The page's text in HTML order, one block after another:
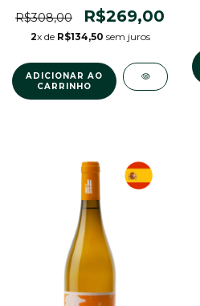
R$308,00 R$269,00
2x de R$134,50 sem juros